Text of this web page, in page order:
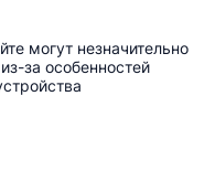
могут незначительно
за особенностей